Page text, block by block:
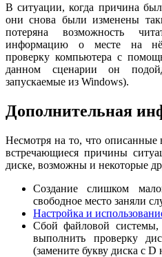
В ситуации, когда причина
они снова были изменены
потеряна возможность
информацию о месте на
проверку компьютера с
данном сценарии он
запускаемые из Windows).
Дополнительная
Несмотря на то, что
встречающиеся причины
диске, возможны и некоторые
Создание слишком
свободное место заняли
Настройка и
Сбой файловой
выполнить проверку
(замените букву диска с